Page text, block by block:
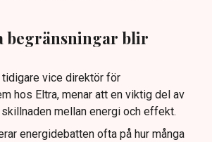
begränsningar blir
tidigare vice direktör för
hos Eltra, menar att en viktig del av
mellan energi och effekt.
energidebatten ofta på hur många